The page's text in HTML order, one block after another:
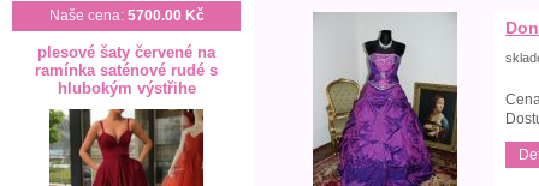
Naše cena: 5700.00 Kč
plesové šaty červené na
ramínka saténové rudé s
hlubokým výstřihe